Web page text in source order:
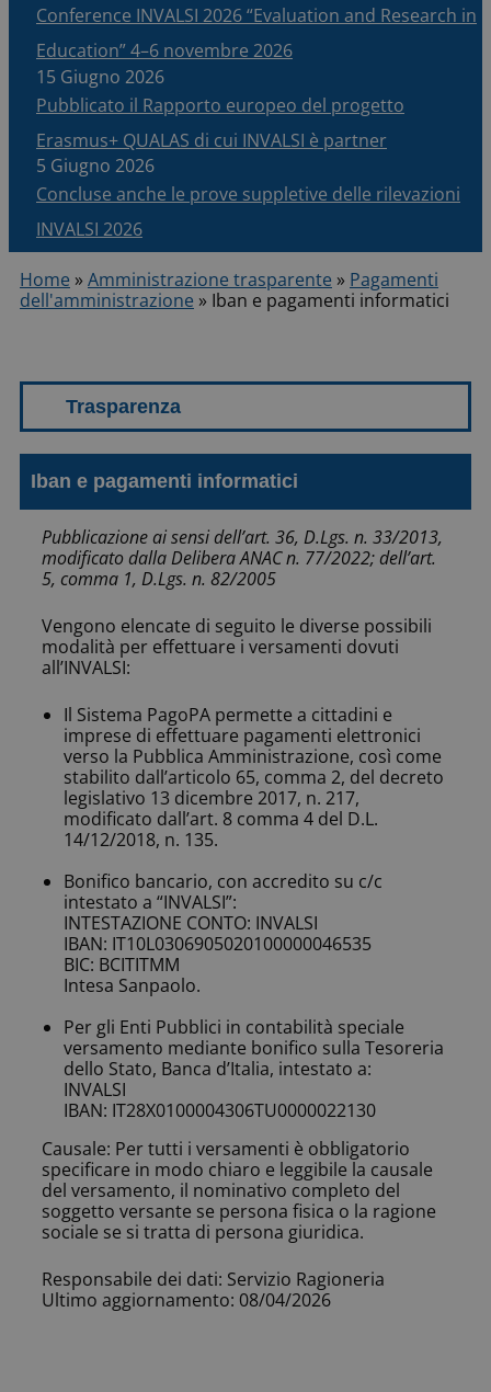
Conference INVALSI 2026 “Evaluation and Research in
Education” 4–6 novembre 2026
15 Giugno 2026
Pubblicato il Rapporto europeo del progetto
Erasmus+ QUALAS di cui INVALSI è partner
5 Giugno 2026
Concluse anche le prove suppletive delle rilevazioni
INVALSI 2026
Home »Amministrazione trasparente » Pagamenti
dell'amministrazione » Iban e pagamenti informatici
Iban e pagamenti informatici
Pubblicazione ai sensi dell’art. 36, D.Lgs. n. 33/2013,
modificato dalla Delibera ANAC n. 77/2022; dell’art.
5, comma 1, D.Lgs. n. 82/2005
Vengono elencate di seguito le diverse possibili
modalità per effettuare i versamenti dovuti
all’INVALSI:
Il Sistema PagoPA permette a cittadini e
imprese di effettuare pagamenti elettronici
verso la Pubblica Amministrazione, così come
stabilito dall’articolo 65, comma 2, del decreto
legislativo 13 dicembre 2017, n. 217,
modificato dall’art. 8 comma 4 del D.L.
14/12/2018, n. 135.
Bonifico bancario, con accredito su c/c
intestato a “INVALSI”:
INTESTAZIONE CONTO: INVALSI
IBAN: IT10L0306905020100000046535
BIC: BCITITMM
Intesa Sanpaolo.
Per gli Enti Pubblici in contabilità speciale
versamento mediante bonifico sulla Tesoreria
dello Stato, Banca d’Italia, intestato a:
INVALSI
IBAN: IT28X0100004306TU0000022130
Causale: Per tutti i versamenti è obbligatorio
specificare in modo chiaro e leggibile la causale
del versamento, il nominativo completo del
soggetto versante se persona fisica o la ragione
sociale se si tratta di persona giuridica.
Responsabile dei dati: Servizio Ragioneria
Ultimo aggiornamento: 08/04/2026